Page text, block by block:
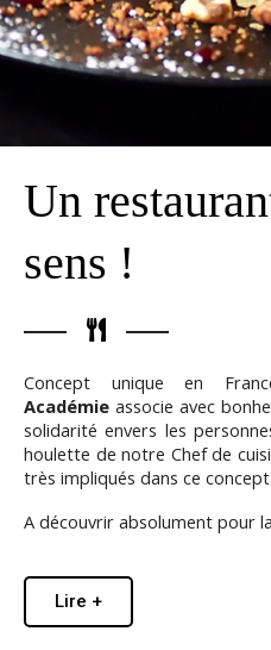
Un
sens !
Concept unique en
Académie associe avec
solidarité envers les
houlette de notre Chef de
très impliqués dans ce
A découvrir absolument pour
Lire +